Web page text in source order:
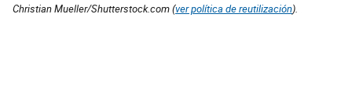
Christian Mueller/Shutterstock.com (ver política de reutilización).